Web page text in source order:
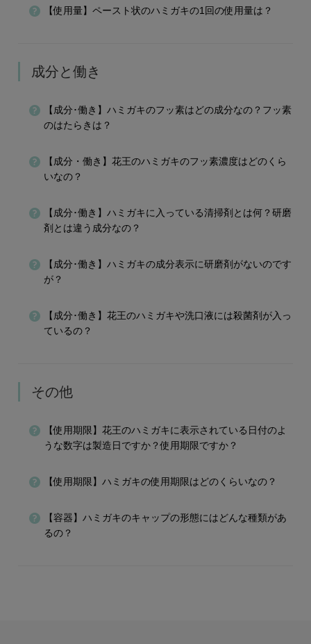
【使用量】ペースト状のハミガキの1回の使用量は？
成分と働き
【成分･働き】ハミガキのフッ素はどの成分なの？フッ素
のはたらきは？
【成分・働き】花王のハミガキのフッ素濃度はどのくら
いなの？
【成分･働き】ハミガキに入っている清掃剤とは何？研磨
剤とは違う成分なの？
【成分･働き】ハミガキの成分表示に研磨剤がないのです
が？
【成分･働き】花王のハミガキや洗口液には殺菌剤が入っ
ているの？
その他
【使用期限】花王のハミガキに表示されている日付のよ
うな数字は製造日ですか？使用期限ですか？
【使用期限】ハミガキの使用期限はどのくらいなの？
【容器】ハミガキのキャップの形態にはどんな種類があ
るの？